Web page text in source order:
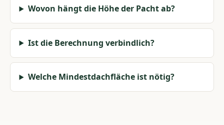
Wovon hängt die Höhe der Pacht ab?
Ist die Berechnung verbindlich?
Welche Mindestdachfläche ist nötig?